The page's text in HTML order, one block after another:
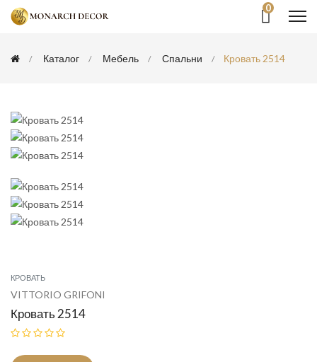
0
Каталог Мебель Спальни Кровать 2514
КРОВАТЬ
VITTORIO GRIFONI
Кровать 2514